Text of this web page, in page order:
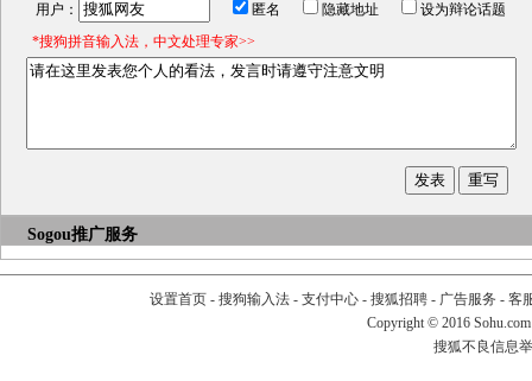
用户： 匿名 隐藏地址
设为辩论话题
*搜狗拼音输入法，中文处理专家>>
Sogou推广服务
设置首页- 搜狗输入法- 支付中心- 搜狐招聘- 广告服务 - 客
Copyright © 2016
搜狐不良信息